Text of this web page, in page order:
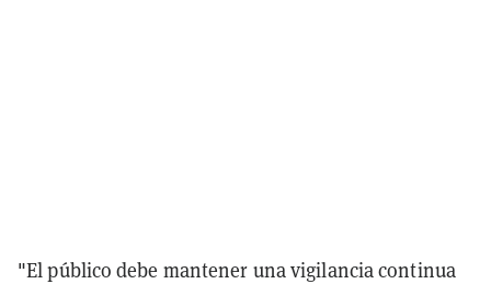
"El público debe mantener una vigilancia continua